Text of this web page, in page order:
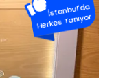
İstanbul'da
Herkes Tanıyor